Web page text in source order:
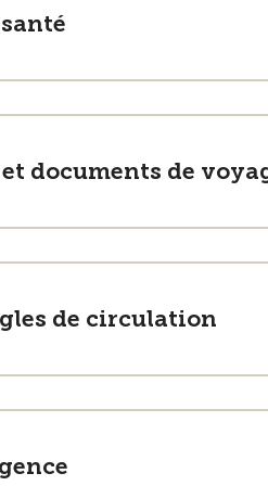
documents de
de circulation